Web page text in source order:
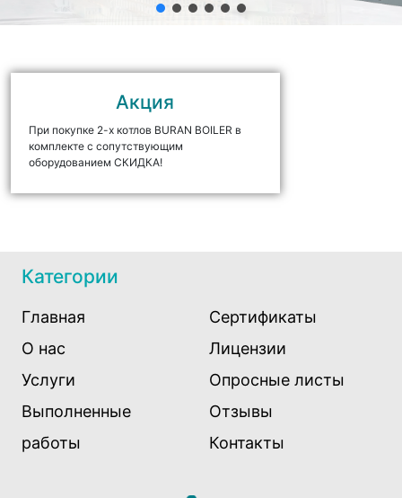
Акция
При покупке 2-х котлов BURAN BOILER в
комплекте с сопутствующим
оборудованием СКИДКА!
Категории
Главная
О нас
Услуги
Выполненные
работы
Сертификаты
Лицензии
Опросные листы
Отзывы
Контакты